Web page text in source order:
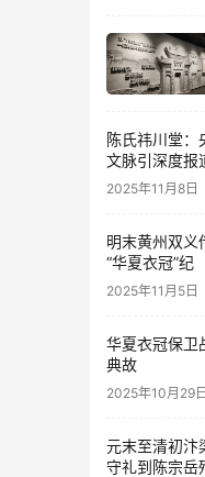
陈氏祎川堂：
文脉引深度报
2025年11月8日
明末黄州双义
“华夏衣冠”纪
2025年11月5日
华夏衣冠保卫
典故
2025年10月29日
元末至清初汴
守礼到陈宗岳